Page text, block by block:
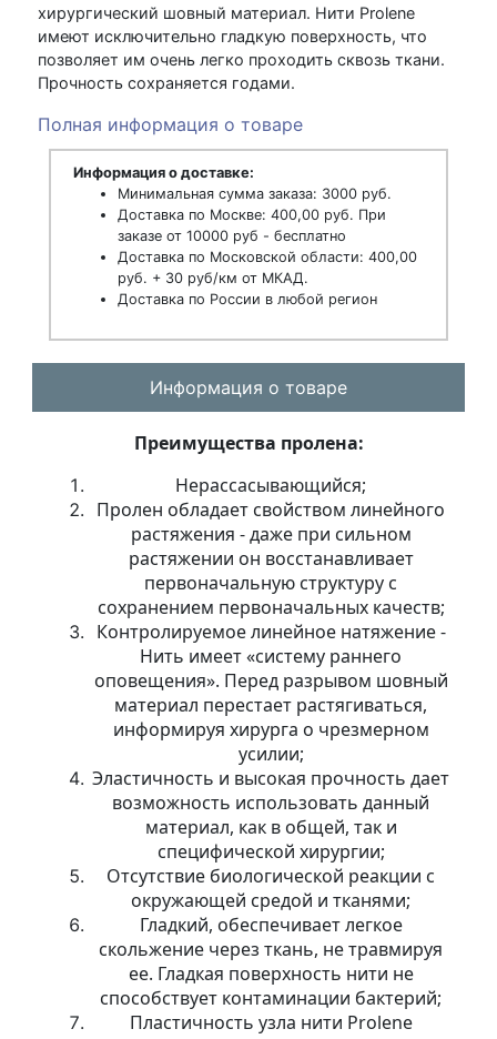
хирургический шовный материал. Нити Prolene
имеют исключительно гладкую поверхность, что
позволяет им очень легко проходить сквозь ткани.
Прочность сохраняется годами.
Полная информация о товаре
Информация о доставке:
Минимальная сумма заказа: 3000 руб.
Доставка по Москве: 400,00 руб. При
заказе от 10000 руб - бесплатно
Доставка по Московской области: 400,00
руб. + 30 руб/км от МКАД.
Доставка по России в любой регион
Информация о товаре
Преимущества пролена:
Нерассасывающийся;
Пролен обладает свойством линейного
растяжения - даже при сильном
растяжении он восстанавливает
первоначальную структуру с
сохранением первоначальных качеств;
Контролируемое линейное натяжение -
Нить имеет «систему раннего
оповещения». Перед разрывом шовный
материал перестает растягиваться,
информируя хирурга о чрезмерном
усилии;
Эластичность и высокая прочность дает
возможность использовать данный
материал, как в общей, так и
специфической хирургии;
Отсутствие биологической реакции с
окружающей средой и тканями;
Гладкий, обеспечивает легкое
скольжение через ткань, не травмируя
ее. Гладкая поверхность нити не
способствует контаминации бактерий;
Пластичность узла нити Prolene